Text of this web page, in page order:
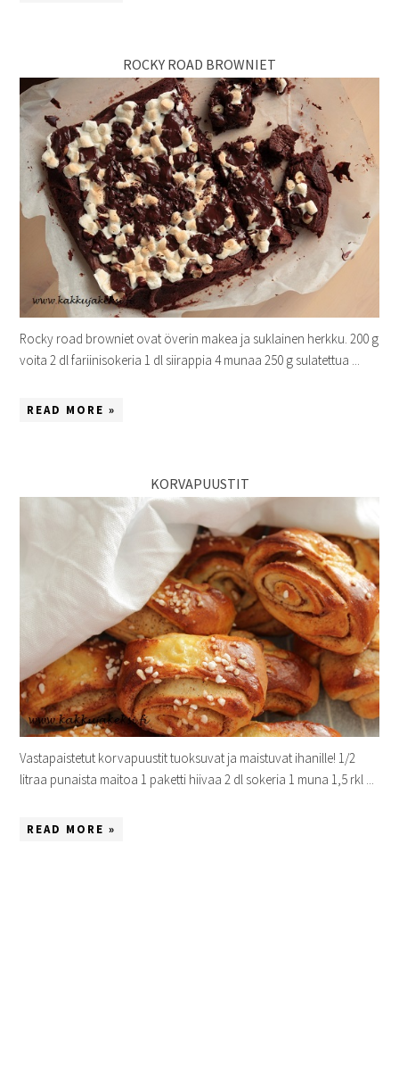
ROCKY ROAD BROWNIET
Rocky road browniet ovat överin makea ja suklainen herkku. 200 g
voita 2 dl fariinisokeria 1 dl siirappia 4 munaa 250 g sulatettua ...
READ MORE »
KORVAPUUSTIT
Vastapaistetut korvapuustit tuoksuvat ja maistuvat ihanille! 1/2
litraa punaista maitoa 1 paketti hiivaa 2 dl sokeria 1 muna 1,5 rkl ...
READ MORE »